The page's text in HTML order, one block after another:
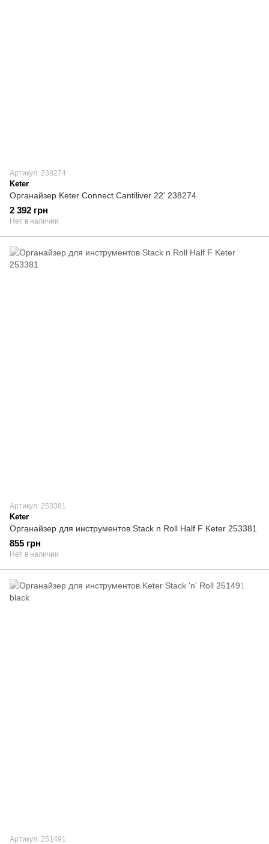
Артикул: 238274
Keter
Органайзер Keter Сonnect Сantiliver 22' 238274
2 392 грн
Нет в наличии
Артикул: 253381
Keter
Органайзер для инструментов Stack n Roll Half F Keter 253381
855 грн
Нет в наличии
Артикул: 251491